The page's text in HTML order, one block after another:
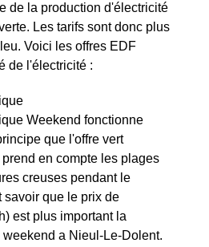
de la production d'électricité
Les tarifs sont donc plus
Voici les offres EDF
de l'électricité :
Weekend fonctionne
que l'offre vert
en compte les plages
creuses pendant le
savoir que le prix de
est plus important la
a Nieul-Le-Dolent.